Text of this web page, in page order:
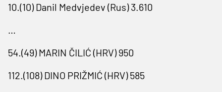
10.(10) Danil Medvjedev (Rus) 3.610
…
54.(49) MARIN ČILIĆ (HRV) 950
112.(108) DINO PRIŽMIĆ (HRV) 585